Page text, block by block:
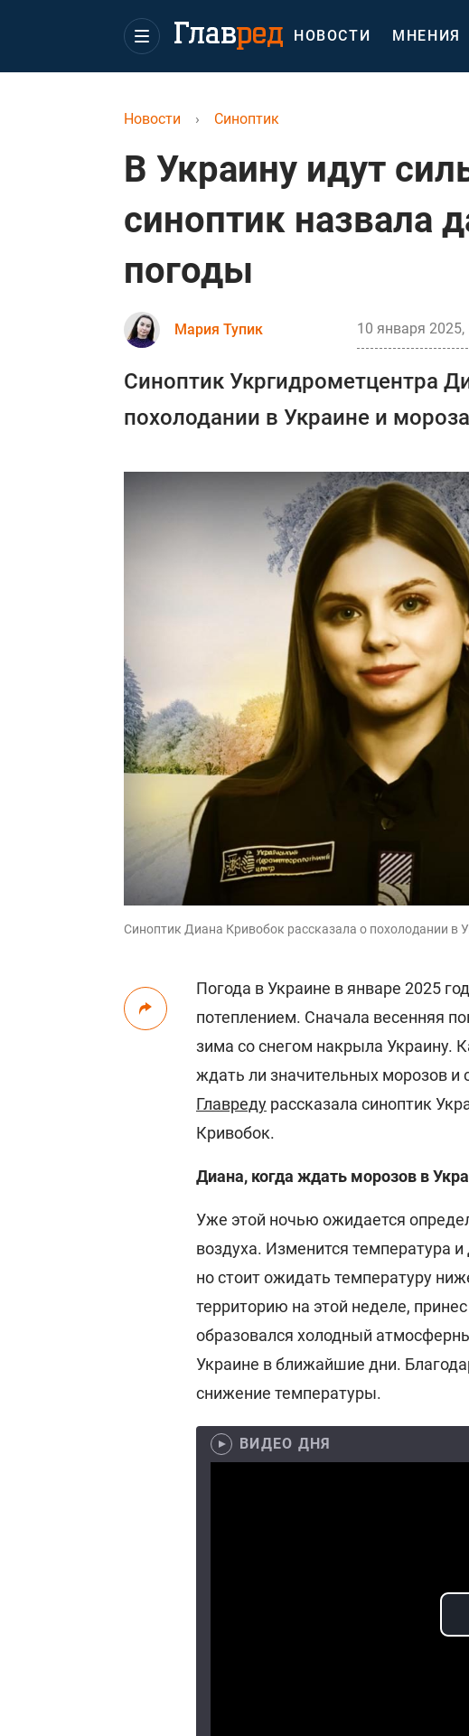
НОВОСТИ МНЕНИЯ
Новости › Синоптик
В Украину идут
синоптик назвала
погоды
Мария Тупик 10 января 2025,
Синоптик Укргидрометцентра
похолодании в Украине и
Синоптик Диана Кривобок рассказала о похолодании в
Погода в Украине в январе 2025
потеплением. Сначала весенняя
зима со снегом накрыла Украину.
ждать ли значительных морозов и
Главреду рассказала синоптик
Кривобок.
Диана, когда ждать морозов в
Уже этой ночью ожидается
воздуха. Изменится температура
но стоит ожидать температуру
территорию на этой неделе,
образовался холодный
Украине в ближайшие дни.
снижение температуры.
ВИДЕО ДНЯ